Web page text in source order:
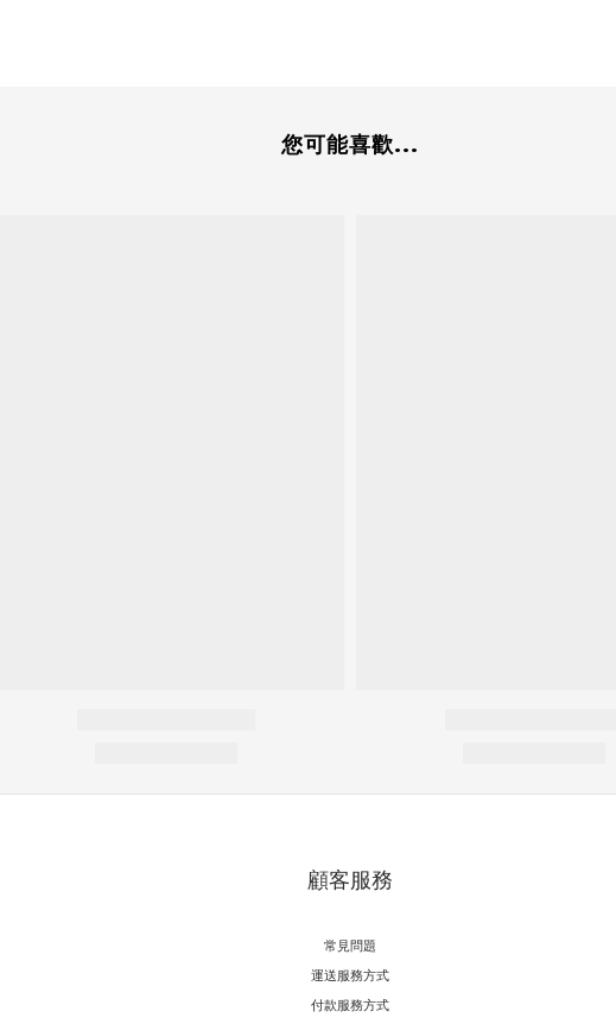
您可能喜歡...
顧客服務
常見問題
運送服務方式
付款服務方式